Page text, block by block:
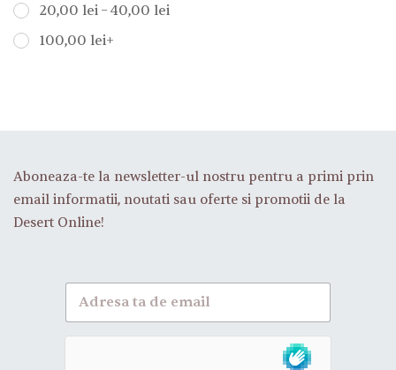
20,00 lei – 40,00 lei
100,00 lei+
Aboneaza-te la newsletter-ul nostru pentru a primi prin
email informatii, noutati sau oferte si promotii de la
Desert Online!
A
o
n